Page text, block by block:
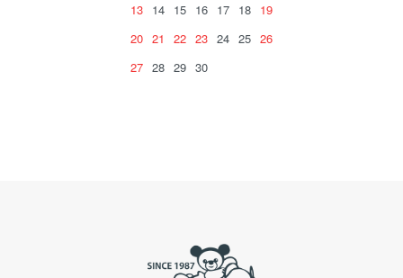
13 14 15 16 17 18 19
20 21 22 23 24 25 26
27 28 29 30